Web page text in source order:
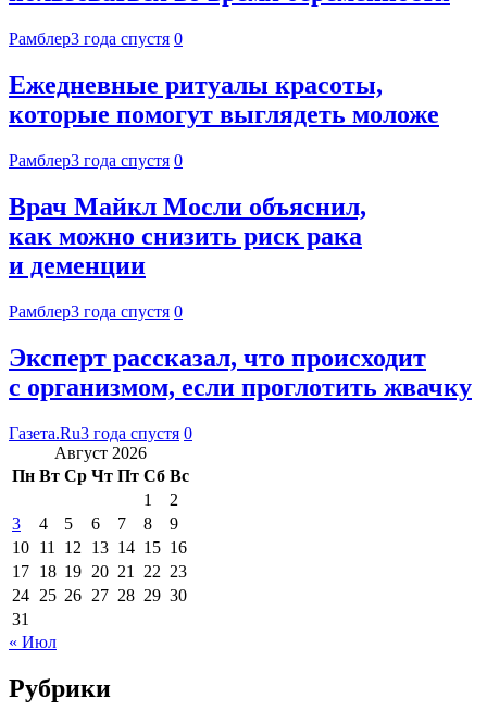
Рамблер3 года спустя 0
Ежедневные ритуалы красоты,
которые помогут выглядеть моложе
Рамблер3 года спустя 0
Врач Майкл Мосли объяснил,
как можно снизить риск рака
и деменции
Рамблер3 года спустя 0
Эксперт рассказал, что происходит
с организмом, если проглотить жвачку
Газета.Ru3 года спустя 0
Август 2026
Пн Вт Ср Чт Пт Сб Вс
1
2
3
4 5 6 7 8
9
10 11 12 13 14 15 16
17 18 19 20 21 22 23
24 25 26 27 28 29 30
31
« Июл
Рубрики